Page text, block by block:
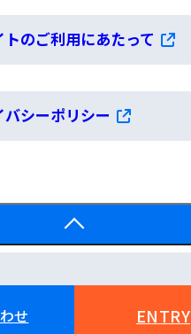
トのご利用にあたって
バシーポリシー
せ ENTRY